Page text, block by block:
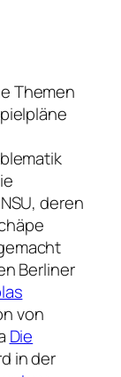
Themen
deren
Berliner
von
Die
in der